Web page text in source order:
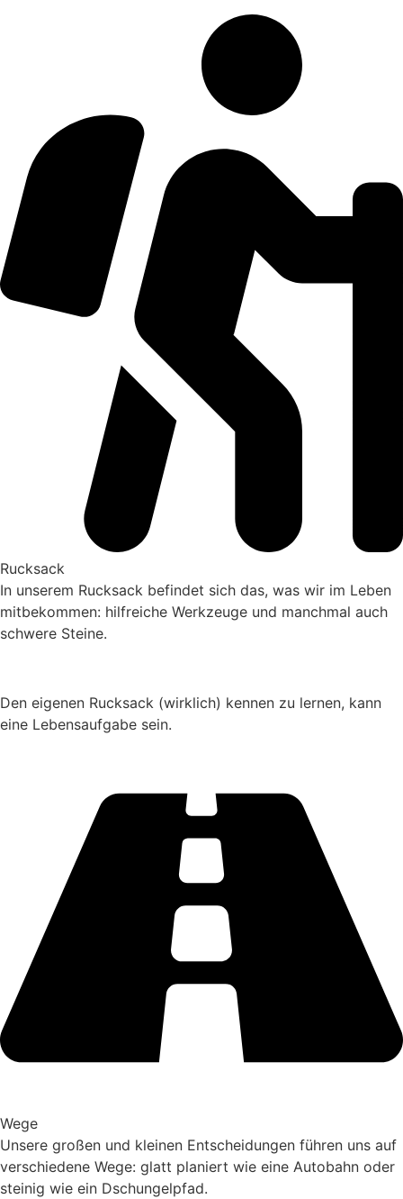
Rucksack
In unserem Rucksack befindet sich das, was wir im Leben
mitbekommen: hilfreiche Werkzeuge und manchmal auch
schwere Steine.
Den eigenen Rucksack (wirklich) kennen zu lernen, kann
eine Lebensaufgabe sein.
Wege
Unsere großen und kleinen Entscheidungen führen uns auf
verschiedene Wege: glatt planiert wie eine Autobahn oder
steinig wie ein Dschungelpfad.